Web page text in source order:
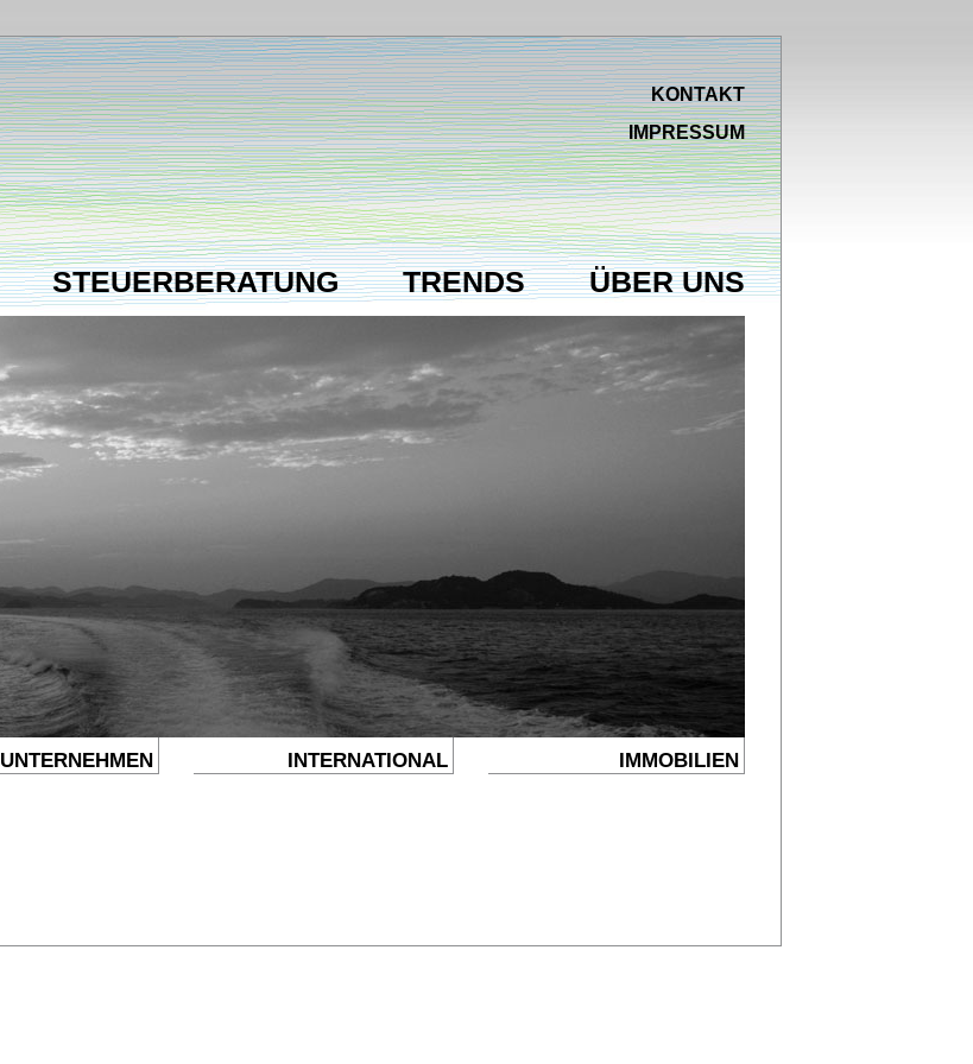
KONTAKT
IMPRESSUM
STEUERBERATUNG TRENDS ÜBER UNS
UNTERNEHMEN INTERNATIONAL IMMOBILIEN